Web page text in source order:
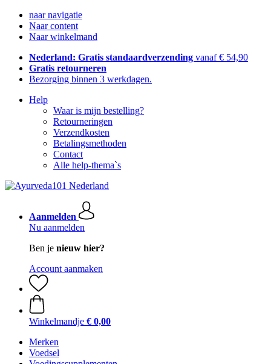
naar navigatie
Naar content
Naar winkelmand
Nederland: Gratis standaardverzending vanaf € 54,90
Gratis retourneren
Bezorging binnen 3 werkdagen.
Help
Waar is mijn bestelling?
Retourneringen
Verzendkosten
Betalingsmethoden
Contact
Alle help-thema`s
Aanmelden
Nu aanmelden
Ben je nieuw hier?
Account aanmaken
Winkelmandje € 0,00
Merken
Voedsel